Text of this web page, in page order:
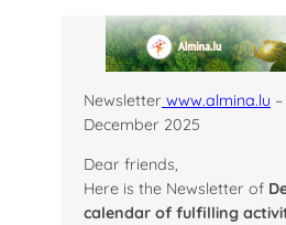
Newsletter www.almina.lu
December 2025
Dear friends,
Here is the Newsletter of
calendar of fulfilling